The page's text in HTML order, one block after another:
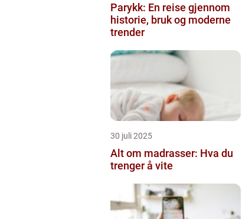
Parykk: En reise gjennom
historie, bruk og moderne
trender
30 juli 2025
Alt om madrasser: Hva du
trenger å vite